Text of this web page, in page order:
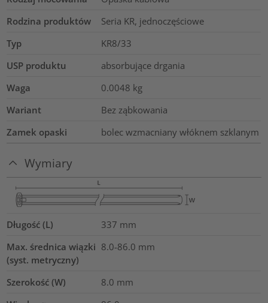
Rodzina produktów
Seria KR, jednoczęściowe
Typ
KR8/33
USP produktu
absorbujące drgania
Waga
0.0048 kg
Wariant
Bez ząbkowania
Zamek opaski
bolec wzmacniany włóknem szklanym
Wymiary
Długość (L) 337 mm
Max. średnica wiązki
(syst. metryczny)
8.0-86.0 mm
Szerokość (W) 8.0 mm